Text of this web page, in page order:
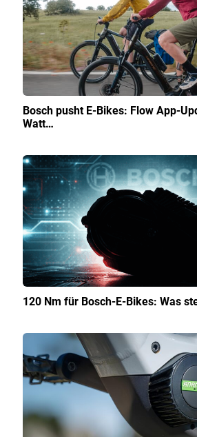
Bosch pusht E-Bikes: Flow App-
Watt…
120 Nm für Bosch-E-Bikes: Was